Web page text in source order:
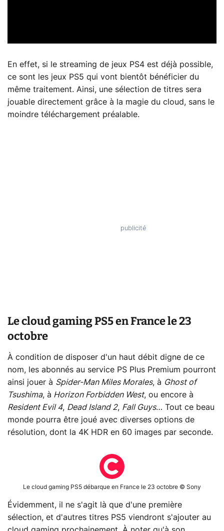
En effet, si le streaming de jeux PS4 est déjà possible,
ce sont les jeux PS5 qui vont bientôt bénéficier du
même traitement. Ainsi, une sélection de titres sera
jouable directement grâce à la magie du cloud, sans le
moindre téléchargement préalable.
Le cloud gaming PS5 en France le 23
octobre
À condition de disposer d'un haut débit digne de ce
nom, les abonnés au service PS Plus Premium pourront
ainsi jouer à Spider-Man Miles Morales, à Ghost of
Tsushima, à Horizon Forbidden West, ou encore à
Resident Evil 4, Dead Island 2, Fall Guys… Tout ce beau
monde pourra être joué avec diverses options de
résolution, dont la 4K HDR en 60 images par seconde.
Le cloud gaming PS5 débarque en France le 23 octobre © Sony
Évidemment, il ne s'agit là que d'une première
sélection, et d'autres titres PS5 viendront s'ajouter au